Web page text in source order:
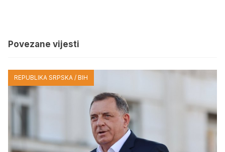
Povezane vijesti
REPUBLIKA SRPSKA / BIH